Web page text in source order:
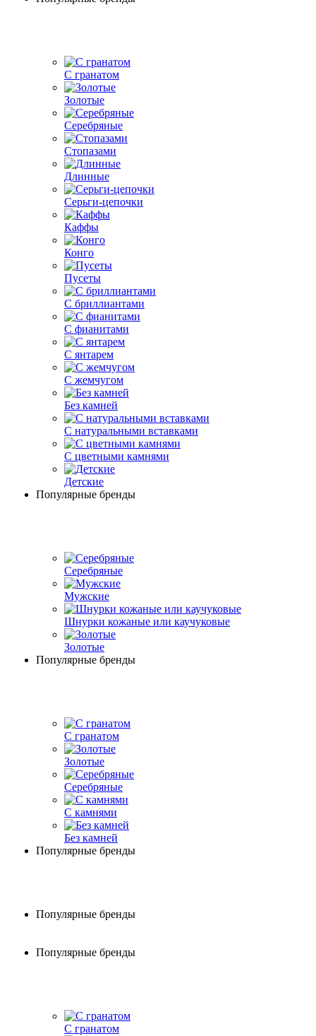
С гранатом
Золотые
Серебряные
Стопазами
Длинные
Серьги-цепочки
Каффы
Конго
Пусеты
С бриллиантами
С фианитами
С янтарем
С жемчугом
Без камней
С натуральными вставками
С цветными камнями
Детские
Популярные бренды
Серебряные
Мужские
Шнурки кожаные или каучуковые
Золотые
Популярные бренды
С гранатом
Золотые
Серебряные
С камнями
Без камней
Популярные бренды
Популярные бренды
Популярные бренды
С гранатом